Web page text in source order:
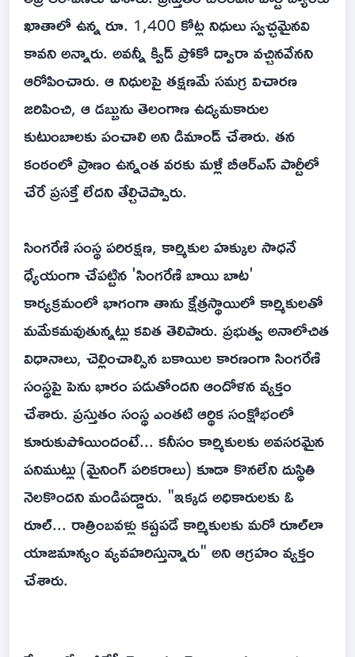
ఖాతాలో ఉన్న రూ. 1,400 కోట్ల నిధులు స్వచ్ఛమైనవి
కావని అన్నారు. అవన్నీ క్విడ్ ప్రోకో ద్వారా వచ్చినవేనని
ఆరోపించారు. ఆ నిధులపై తక్షణమే సమగ్ర విచారణ
జరిపించి, ఆ డబ్బును తెలంగాణ ఉద్యమకారుల
కుటుంబాలకు పంచాలి అని డిమాండ్ చేశారు. తన
కంఠంలో ప్రాణం ఉన్నంత వరకు మళ్లీ బీఆర్‌ఎస్ పార్టీలో
చేరే ప్రసక్తే లేదని తేల్చిచెప్పారు.
సింగరేణి సంస్థ పరిరక్షణ, కార్మికుల హక్కుల సాధనే
ధ్యేయంగా చేపట్టిన 'సింగరేణి బాయి బాట'
కార్యక్రమంలో భాగంగా తాను క్షేత్రస్థాయిలో కార్మికులతో
మమేకమవుతున్నట్లు కవిత తెలిపారు. ప్రభుత్వ అనాలోచిత
విధానాలు, చెల్లించాల్సిన బకాయిల కారణంగా సింగరేణి
సంస్థపై పెను భారం పడుతోందని ఆందోళన వ్యక్తం
చేశారు. ప్రస్తుతం సంస్థ ఎంతటి ఆర్థిక సంక్షోభంలో
కూరుకుపోయిందంటే... కనీసం కార్మికులకు అవసరమైన
పనిముట్లు (మైనింగ్ పరికరాలు) కూడా కొనలేని దుస్థితి
నెలకొందని మండిపడ్డారు. "ఇక్కడ అధికారులకు ఓ
రూల్... రాత్రింబవళ్లు కష్టపడే కార్మికులకు మరో రూల్‌లా
యాజమాన్యం వ్యవహరిస్తున్నారు" అని ఆగ్రహం వ్యక్తం
చేశారు.